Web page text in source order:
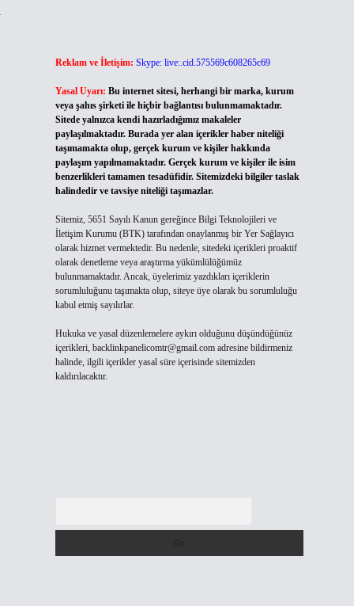
Reklam ve İletişim: Skype: live:.cid.575569c608265c69
Yasal Uyarı: Bu internet sitesi, herhangi bir marka, kurum
veya şahıs şirketi ile hiçbir bağlantısı bulunmamaktadır.
Sitede yalnızca kendi hazırladığımız makaleler
paylaşılmaktadır. Burada yer alan içerikler haber niteliği
taşımamakta olup, gerçek kurum ve kişiler hakkında
paylaşım yapılmamaktadır. Gerçek kurum ve kişiler ile isim
benzerlikleri tamamen tesadüfidir. Sitemizdeki bilgiler taslak
halindedir ve tavsiye niteliği taşımazlar.
Sitemiz, 5651 Sayılı Kanun gereğince Bilgi Teknolojileri ve
İletişim Kurumu (BTK) tarafından onaylanmış bir Yer Sağlayıcı
olarak hizmet vermektedir. Bu nedenle, sitedeki içerikleri proaktif
olarak denetleme veya araştırma yükümlülüğümüz
bulunmamaktadır. Ancak, üyelerimiz yazdıkları içeriklerin
sorumluluğunu taşımakta olup, siteye üye olarak bu sorumluluğu
kabul etmiş sayılırlar.
Hukuka ve yasal düzenlemelere aykırı olduğunu düşündüğünüz
içerikleri, backlinkpanelicomtr@gmail.comadresine bildirmeniz
halinde, ilgili içerikler yasal süre içerisinde sitemizden
kaldırılacaktır.